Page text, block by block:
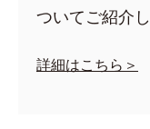
ついてご紹介し
詳細はこちら＞